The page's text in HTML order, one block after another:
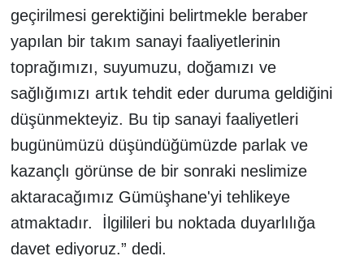
geçirilmesi gerektiğini belirtmekle beraber
yapılan bir takım sanayi faaliyetlerinin
toprağımızı, suyumuzu, doğamızı ve
sağlığımızı artık tehdit eder duruma geldiğini
düşünmekteyiz. Bu tip sanayi faaliyetleri
bugünümüzü düşündüğümüzde parlak ve
kazançlı görünse de bir sonraki neslimize
aktaracağımız Gümüşhane'yi tehlikeye
atmaktadır. İlgilileri bu noktada duyarlılığa
davet ediyoruz.” dedi.